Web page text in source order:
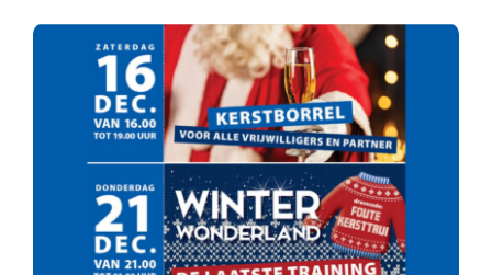
Sponsoren
Contact
Lid worden